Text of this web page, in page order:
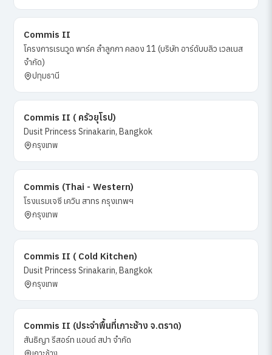
Commis II
โครงการเรนวูด พาร์ค ลำลูกกา คลอง 11 (บริษัท อาร์ดับบลิว เวลเนส
จำกัด)
ปทุมธานี
Commis II ( ครัวยุโรป)
Dusit Princess Srinakarin, Bangkok
กรุงเทพ
Commis (Thai - Western)
โรงแรมเจซี เควิน สาทร กรุงเทพฯ
กรุงเทพ
Commis II ( Cold Kitchen)
Dusit Princess Srinakarin, Bangkok
กรุงเทพ
Commis II (ประจำพื้นที่เกาะช้าง จ.ตราด)
สันธิญา รีสอร์ท แอนด์ สปา จำกัด